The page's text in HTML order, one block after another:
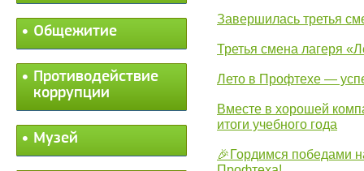
Общежитие
Противодействие
коррупции
Музей
Завершилась третья
Третья смена лагеря
Лето в Профтехе —
Вместе в хорошей
итоги учебного года
🎉Гордимся победами